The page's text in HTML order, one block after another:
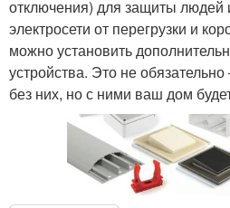
отключения) для защиты
электросети от перегрузки и
можно установить
устройства. Это не
без них, но с ними ваш дом